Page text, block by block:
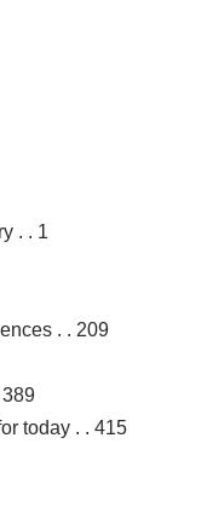
. . 1
. . 209
today . . 415